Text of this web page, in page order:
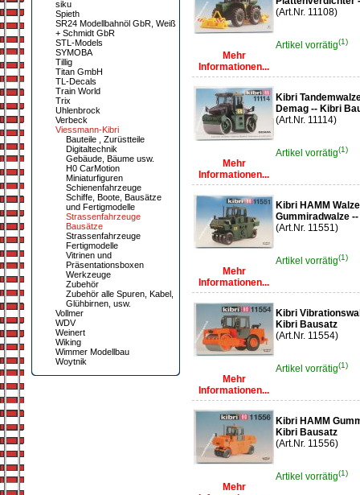
siku
Spieth
SR24 Modellbahnöl GbR, Weiß
+ Schmidt GbR
STL-Models
SYMOBA
Tillig
Titan GmbH
TL-Decals
Train World
Trix
Uhlenbrock
Verbeck
Viessmann-Kibri
Bauteile , Zurüstteile
Digitaltechnik
Gebäude, Bäume usw.
H0 CarMotion
Miniaturfiguren
Schienenfahrzeuge
Schiffe, Boote, Bausätze
und Fertigmodelle
Strassenfahrzeuge
Bausätze
Strassenfahrzeuge
Fertigmodelle
Vitrinen und
Präsentationsboxen
Werkzeuge
Zubehör
Zubehör alle Spuren, Kabel,
Glühbirnen, usw.
Vollmer
WDV
Weinert
Wiking
Wimmer Modellbau
Woytnik
Mehr
Informationen...
(Art.Nr. 11108)
Artikel vorrätig(1)
Mehr
Informationen...
Kibri
Demag -- Kibri
(Art.Nr. 11114)
Artikel vorrätig(1)
Mehr
Informationen...
Kibri HAMM
Gummiradwalze
(Art.Nr. 11551)
Artikel vorrätig(1)
Mehr
Informationen...
Kibri
Kibri Bausatz
(Art.Nr. 11554)
Artikel vorrätig(1)
Mehr
Kibri HAMM
Kibri Bausatz
(Art.Nr. 11556)
Artikel vorrätig(1)